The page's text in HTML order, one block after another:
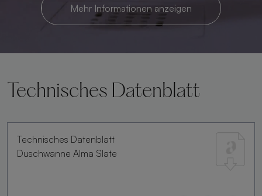
Mehr Informationen anzeigen
Technisches Datenblatt
Technisches Datenblatt
Duschwanne Alma Slate